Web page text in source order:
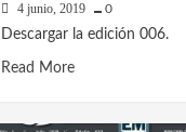
4 junio, 2019 0
Descargar la edición 006.
Read MoreRead